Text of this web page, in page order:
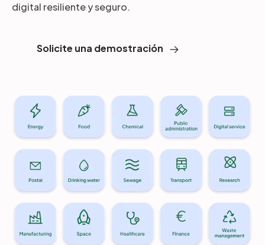
digital resiliente y seguro.
Solicite una demostración